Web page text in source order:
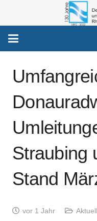
Straubing
Stand
vor 1 Jahr